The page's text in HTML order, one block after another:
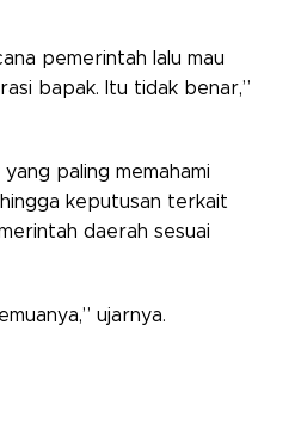
pemerintah lalu mau
bapak. Itu tidak benar,”
paling memahami
keputusan terkait
daerah sesuai
ujarnya.